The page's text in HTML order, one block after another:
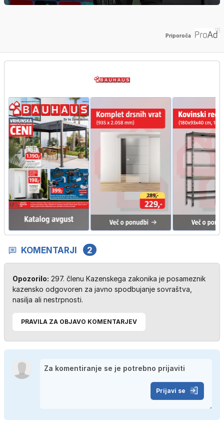
Priporoča
KOMENTARJI 2
Opozorilo: 297. členu Kazenskega zakonika je posameznik
kazensko odgovoren za javno spodbujanje sovraštva,
nasilja ali nestrpnosti.
PRAVILA ZA OBJAVO KOMENTARJEV
Prijavi se